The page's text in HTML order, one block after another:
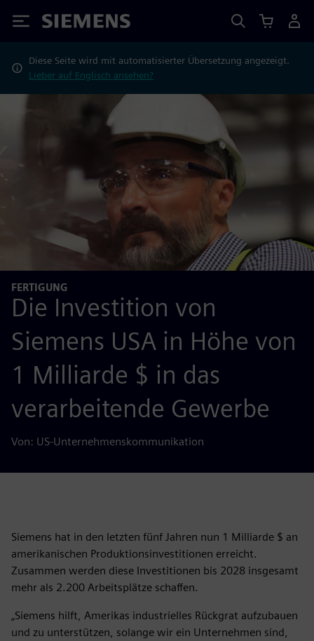
Siemens
Diese Seite wird mit automatisierter Übersetzung angezeigt.
Lieber auf Englisch ansehen?
FERTIGUNG
Die Investition von
Siemens USA in Höhe von
1 Milliarde $ in das
verarbeitende Gewerbe
Von: US-Unternehmenskommunikation
Siemens hat in den letzten fünf Jahren nun 1 Milliarde $ an
amerikanischen Produktionsinvestitionen erreicht.
Zusammen werden diese Investitionen bis 2028 insgesamt
mehr als 2.200 Arbeitsplätze schaffen.
„Siemens hilft, Amerikas industrielles Rückgrat aufzubauen
und zu unterstützen, solange wir ein Unternehmen sind,